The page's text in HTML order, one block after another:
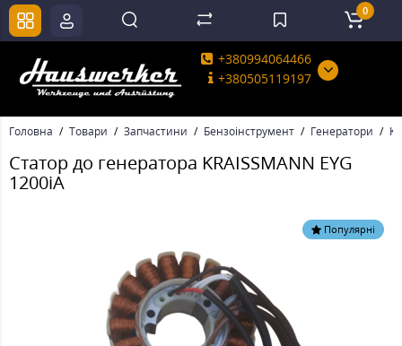
+380994064466
+380505119197
0
Головна Товари Запчастини Бензоінструмент Генератори
Статор до генератора KRAISSMANN EYG
1200iA
Популярні